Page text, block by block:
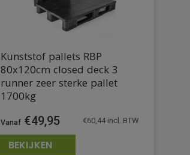
Kunststof pallets RBP
80x120cm closed deck 3
runner zeer sterke pallet
1700kg
€49,95 €60,44incl. BTW
BEKIJKEN